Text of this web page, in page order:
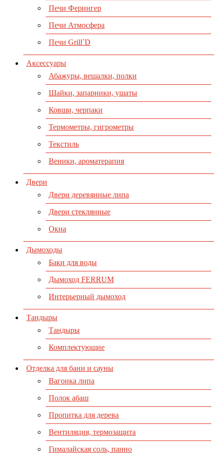
Печи Ферингер
Печи Атмосфера
Печи Grill`D
Аксессуары
Абажуры, вешалки, полки
Шайки, запарники, ушаты
Ковши, черпаки
Термометры, гигрометры
Текстиль
Веники, ароматерапия
Двери
Двери деревянные липа
Двери стеклянные
Окна
Дымоходы
Баки для воды
Дымоход FERRUM
Интерьерный дымоход
Тандыры
Тандыры
Комплектующие
Отделка для бани и сауны
Вагонка липа
Полок абаш
Пропитка для дерева
Вентиляция, термозащита
Гималайская соль, панно